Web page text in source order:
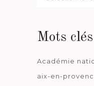
Mots clés
Académie
aix-en-